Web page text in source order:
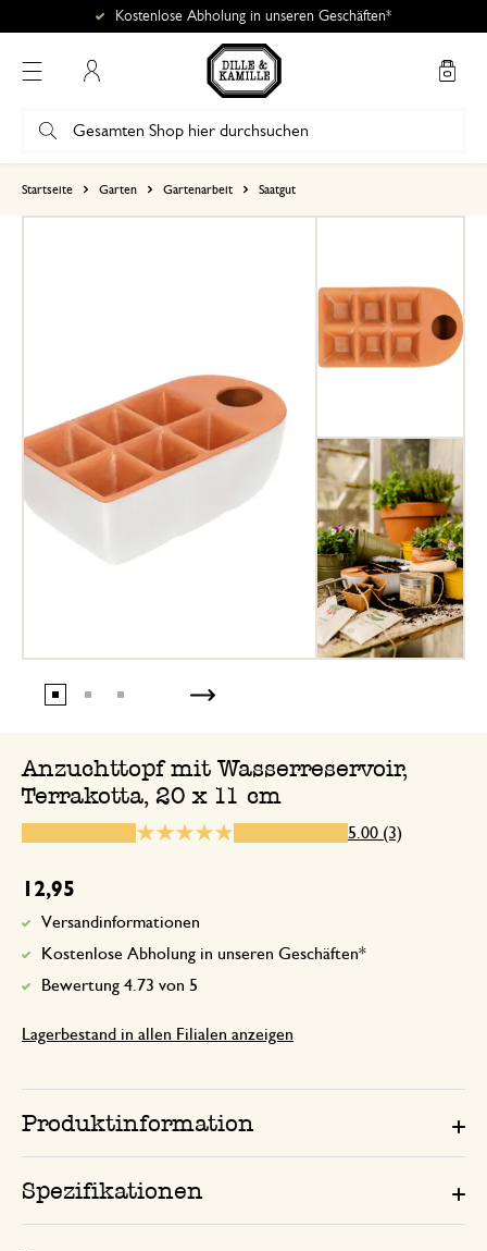
Kostenlose Abholung in unseren Geschäften*
Startseite Garten Gartenarbeit Saatgut
Anzuchttopf mit Wasserreservoir,
Terrakotta, 20 x 11 cm
5.00 (3)
12,95
Versandinformationen
Kostenlose Abholung in unseren Geschäften*
Bewertung 4.73 von 5
Lagerbestand in allen Filialen anzeigen
Produktinformation
Spezifikationen
5. Juni 2025
Nur Bewertung, ohne Kommentar
Nur Bewertung, ohne Kommentar